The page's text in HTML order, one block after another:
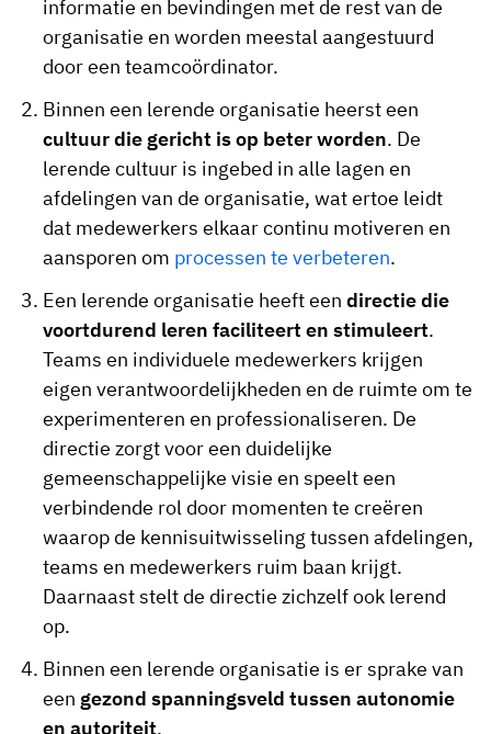
informatie en bevindingen met de rest van de
organisatie en worden meestal aangestuurd
door een teamcoördinator.
Binnen een lerende organisatie heerst een
cultuur die gericht is op beter worden. De
lerende cultuur is ingebed in alle lagen en
afdelingen van de organisatie, wat ertoe leidt
dat medewerkers elkaar continu motiveren en
aansporen om processen te verbeteren.
Een lerende organisatie heeft een directie die
voortdurend leren faciliteert en stimuleert.
Teams en individuele medewerkers krijgen
eigen verantwoordelijkheden en de ruimte om te
experimenteren en professionaliseren. De
directie zorgt voor een duidelijke
gemeenschappelijke visie en speelt een
verbindende rol door momenten te creëren
waarop de kennisuitwisseling tussen afdelingen,
teams en medewerkers ruim baan krijgt.
Daarnaast stelt de directie zichzelf ook lerend
op.
Binnen een lerende organisatie is er sprake van
een gezond spanningsveld tussen autonomie
en autoriteit.